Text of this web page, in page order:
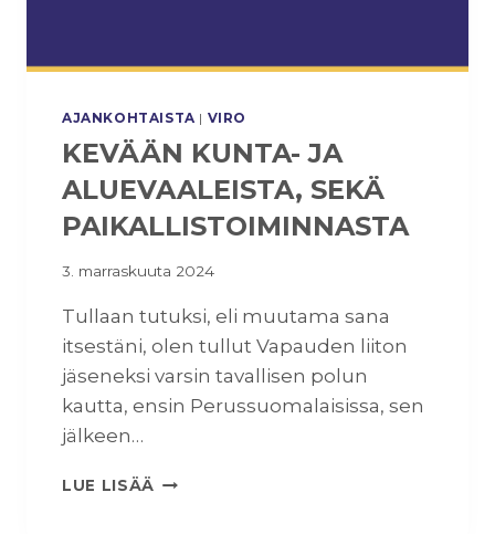
AJANKOHTAISTA | VIRO
KEVÄÄN KUNTA- JA
ALUEVAALEISTA, SEKÄ
PAIKALLISTOIMINNASTA
3. marraskuuta 2024
Tullaan tutuksi, eli muutama sana
itsestäni, olen tullut Vapauden liiton
jäseneksi varsin tavallisen polun
kautta, ensin Perussuomalaisissa, sen
jälkeen…
LUE LISÄÄ